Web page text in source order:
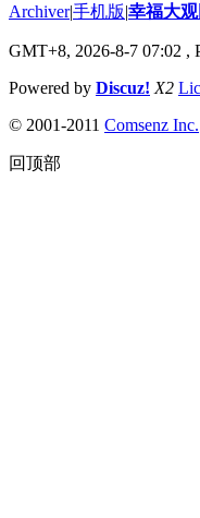
Archiver|手机版|幸福大观
GMT+8, 2026-8-7 07:02 ,
Powered by Discuz! X2
© 2001-2011 Comsenz Inc.
回顶部